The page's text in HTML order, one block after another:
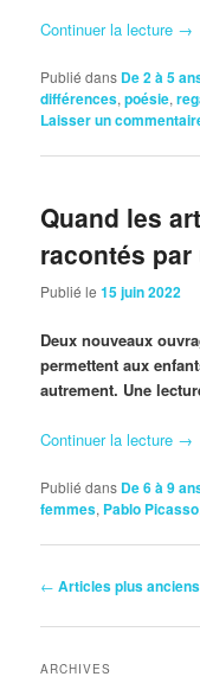
Continuer la lecture →
Publié dans De 2 à 5
différences,poésie,
Laisser un
Quand les
racontés par
Publié le15 juin 2022
Deux nouveaux
permettent aux
autrement. Une
Continuer la lecture →
Publié dans De 6 à 9
femmes, Pablo Picasso
Navigation
articles
← Articles plus anciens
ARCHIVES